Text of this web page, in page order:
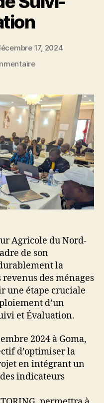
17, 2024
Agricole du Nord-
de son
la
des ménages
une étape cruciale
d’un
et Évaluation.
2024 à Goma,
d’optimiser la
en intégrant un
indicateurs